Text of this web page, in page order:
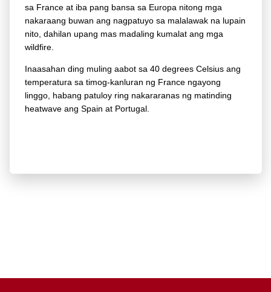
sa France at iba pang bansa sa Europa nitong mga
nakaraang buwan ang nagpatuyo sa malalawak na lupain
nito, dahilan upang mas madaling kumalat ang mga
wildfire.
Inaasahan ding muling aabot sa 40 degrees Celsius ang
temperatura sa timog-kanluran ng France ngayong
linggo, habang patuloy ring nakararanas ng matinding
heatwave ang Spain at Portugal.